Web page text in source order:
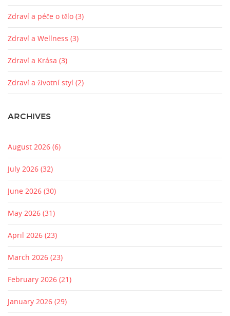
Zdraví a péče o tělo (3)
Zdraví a Wellness (3)
Zdraví a Krása (3)
Zdraví a životní styl (2)
ARCHIVES
August 2026 (6)
July 2026 (32)
June 2026 (30)
May 2026 (31)
April 2026 (23)
March 2026 (23)
February 2026 (21)
January 2026 (29)